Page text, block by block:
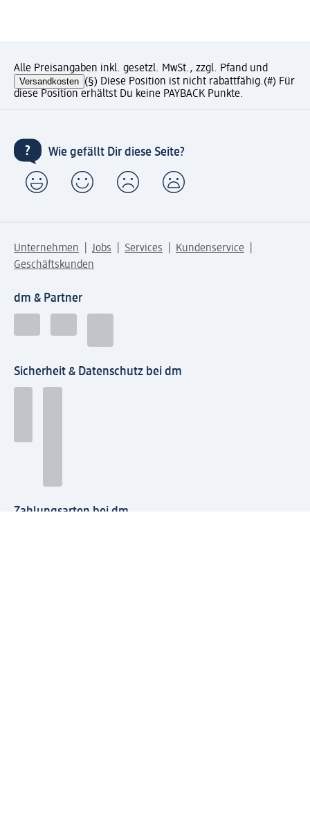
Alle Preisangaben inkl. gesetzl. MwSt., zzgl. Pfand und
Versandkosten (§) Diese Position ist nicht rabattfähig.(#) Für
diese Position erhältst Du keine PAYBACK Punkte.
Wie gefällt Dir diese Seite?
Unternehmen Jobs Services
Kundenservice
Geschäftskunden
dm & Partner
Sicherheit & Datenschutz bei dm
Zahlungsarten bei dm